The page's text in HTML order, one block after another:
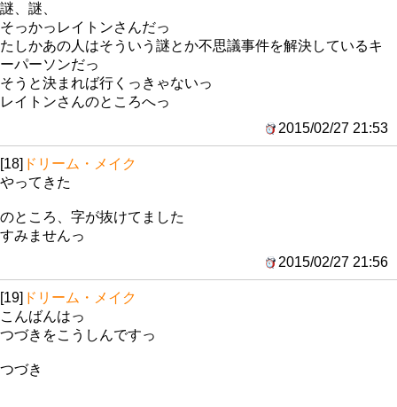
謎、謎、
そっかっレイトンさんだっ
たしかあの人はそういう謎とか不思議事件を解決しているキ
ーパーソンだっ
そうと決まれば行くっきゃないっ
レイトンさんのところへっ
2015/02/27 21:53
[18] ドリーム・メイク
やってきた
のところ、字が抜けてました
すみませんっ
2015/02/27 21:56
[19] ドリーム・メイク
こんばんはっ
つづきをこうしんですっ
つづき